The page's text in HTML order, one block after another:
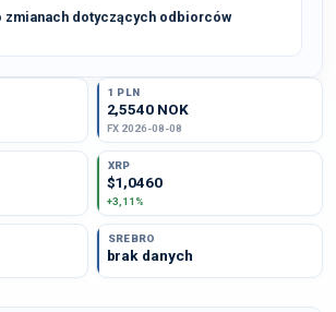
zmianach dotyczących odbiorców
1 PLN
2,5540 NOK
FX 2026-08-08
XRP
$1,0460
+3,11%
SREBRO
brak danych